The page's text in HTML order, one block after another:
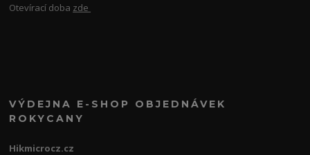
Otevírací doba zde
VÝDEJNA E-SHOP OBJEDNÁVEK
ROKYCANY
Hikmicrocz.cz